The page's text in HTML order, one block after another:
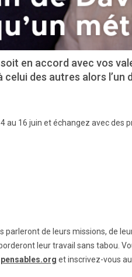
en accord avec vos
des autres alors l’un
au 16 juin et échangez avec des
de leurs missions, de
leur travail sans tabou.
et inscrivez-vous